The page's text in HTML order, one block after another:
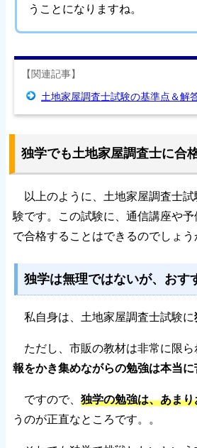
うことになりますね。
【関連記事】
土地家屋調査士試験の基準点＆解
独学でも土地家屋調査士に合
以上のように、土地家屋調査士
験です。この試験に、通信講座や
で合格することはできるのでしょう
独学は無理ではないが、おす
私自身は、土地家屋調査士試験に
ただし、市販の教材は非常に限ら
報をかき集めながらの勉強は本当に
ですので、 独学の勉強は、あま
うのが正直なところです。。